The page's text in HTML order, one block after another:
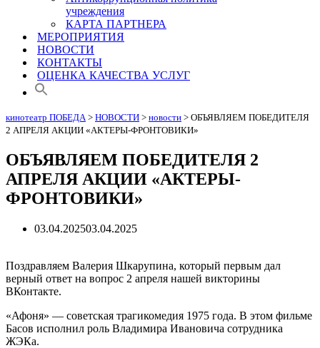
учреждения
КАРТА ПАРТНЕРА
МЕРОПРИЯТИЯ
НОВОСТИ
КОНТАКТЫ
ОЦЕНКА КАЧЕСТВА УСЛУГ
кинотеатр ПОБЕДА> НОВОСТИ > новости > ОБЪЯВЛЯЕМ ПОБЕДИТЕЛЯ
2 АПРЕЛЯ АКЦИИ «АКТЕРЫ-ФРОНТОВИКИ»
ОБЪЯВЛЯЕМ ПОБЕДИТЕЛЯ 2
АПРЕЛЯ АКЦИИ «АКТЕРЫ-
ФРОНТОВИКИ»
03.04.202503.04.2025
Поздравляем Валерия Шкарупина, который первым дал
верный ответ на вопрос 2 апреля нашей викторины
ВКонтакте.
«Афоня» — советская трагикомедия 1975 года. В этом фильме
Басов исполнил роль Владимира Ивановича сотрудника
ЖЭКа.